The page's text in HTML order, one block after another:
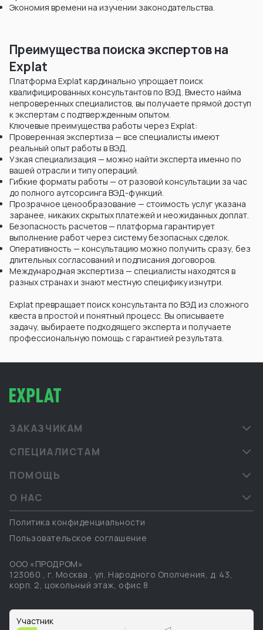
Экономия времени на изучении законодательства.
Преимущества поиска экспертов на
Explat
Платформа Explat кардинально упрощает поиск
квалифицированных консультантов по ВЭД. Вместо найма
непроверенных специалистов, вы получаете прямой доступ
к экспертам с подтвержденным опытом.
Ключевые преимущества работы через Explat:
Проверенная экспертиза — все специалисты имеют
реальный опыт работы в ВЭД.
Узкая специализация — можно найти эксперта именно по
вашей отрасли и типу операций.
Гибкие форматы работы — от разовой консультации за час
до полного аутсорсинга ВЭД-функций.
Прозрачное ценообразование — стоимость услуг указана
заранее, никаких скрытых платежей и неожиданных доплат.
Безопасность расчетов — платформа гарантирует
выполнение работ через систему безопасных сделок.
Оперативность — консультацию можно получить сразу, без
длительных согласований и подписания договоров.
Международная экспертиза — специалисты находятся в
разных странах и знают местную специфику изнутри.
Explat превращает поиск консультанта по ВЭД из сложного
квеста в простой и понятный процесс. Вы описываете
задачу, выбираете подходящего эксперта и получаете
профессиональную помощь с гарантией результата.
ЗАКАЗЧИКАМ
СПЕЦИАЛИСТАМ
ПОМОЩЬ
О НАС
Политика конфиденциальности
Пользовательское соглашение
ООО «ПРОДРОМ»
123060 , г. Москва , ул. Народного Ополчения, д. 43,
корп. 2, цокольный этаж, офис 8
Участник